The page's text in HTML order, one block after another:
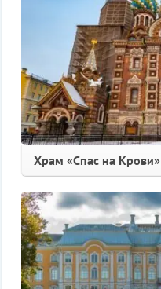
Храм «Спас на Крови»